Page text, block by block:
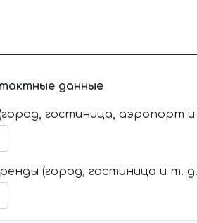
данные
гостиница, аэропорт и
(город, гостиница и т.